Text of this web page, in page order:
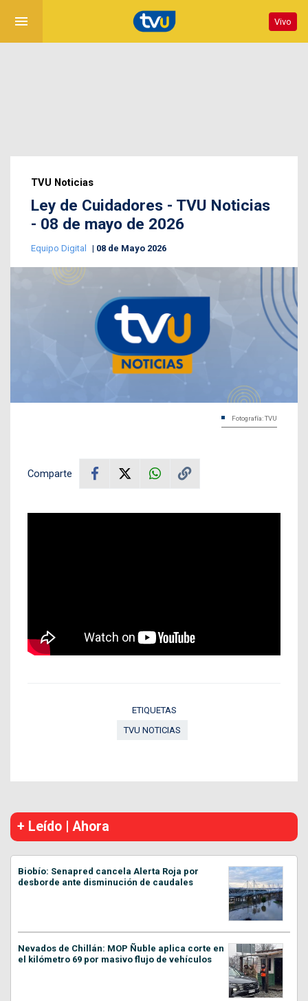
menu Vivo
TVU Noticias
Ley de Cuidadores - TVU Noticias
- 08 de mayo de 2026
Equipo Digital 08 de Mayo 2026
Fotografía: TVU
Comparte
ETIQUETAS
TVU NOTICIAS
+ Leído | Ahora
Biobío: Senapred cancela Alerta Roja por
desborde ante disminución de caudales
Nevados de Chillán: MOP Ñuble aplica corte en
el kilómetro 69 por masivo flujo de vehículos